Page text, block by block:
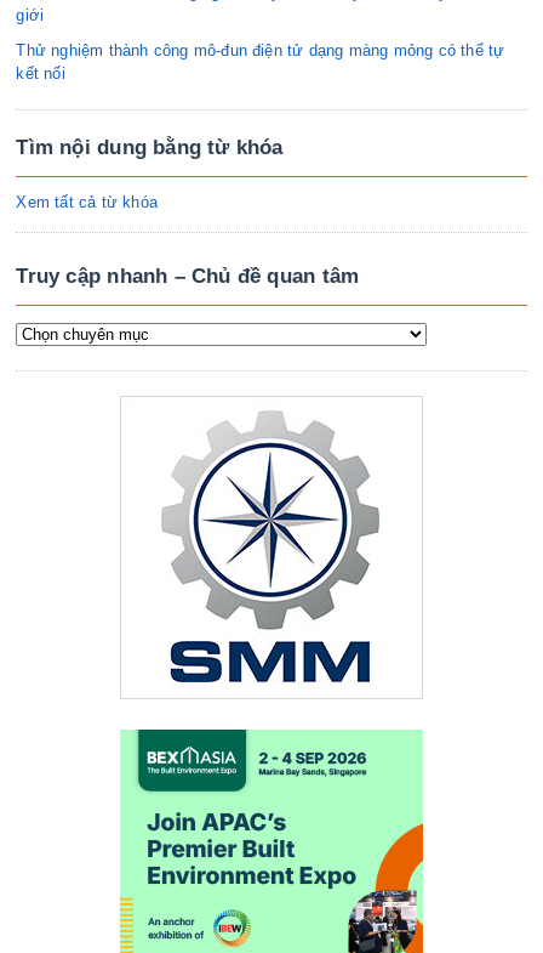
giới
Thử nghiệm thành công mô-đun điện tử dạng màng mỏng có thể tự
kết nối
Tìm nội dung bằng từ khóa
Xem tất cả từ khóa
Truy cập nhanh – Chủ đề quan tâm